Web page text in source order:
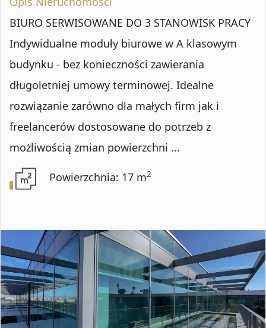
BIURO SERWISOWANE DO 3 STANOWISK PRACY
Indywidualne moduły biurowe w A klasowym
budynku - bez konieczności zawierania
długoletniej umowy terminowej. Idealne
rozwiązanie zarówno dla małych firm jak i
freelancerów dostosowane do potrzeb z
możliwością zmian powierzchni ...
Powierzchnia: 17 m2